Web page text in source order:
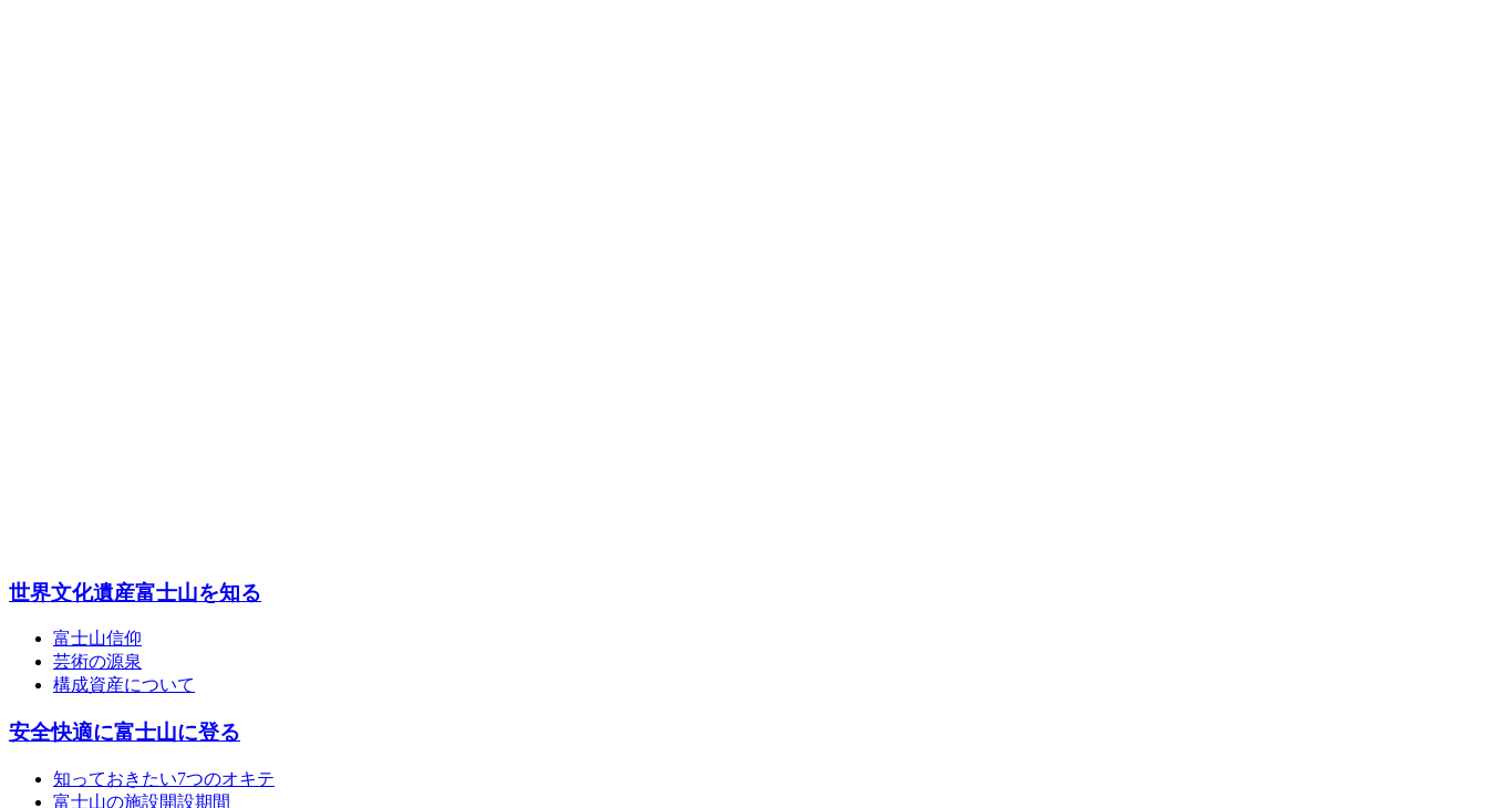
世界文化遺産富士山を知る
富士山信仰
芸術の源泉
構成資産について
安全快適に富士山に登る
知っておきたい7つのオキテ
富士山の施設開設期間